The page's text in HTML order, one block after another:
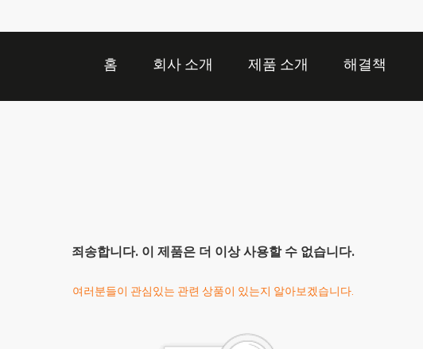
홈 회사 소개 제품 소개 해결책
죄송합니다. 이 제품은 더 이상 사용할 수 없습니다.
여러분들이 관심있는 관련 상품이 있는지 알아보겠습니다.